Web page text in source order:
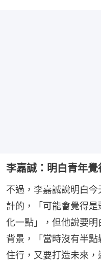
李嘉誠：明白青年覺
不過，李嘉誠說明白
計的，「可能會覺得
化一點」，但他說要
背景，「當時沒有半
住行，又要打造未來